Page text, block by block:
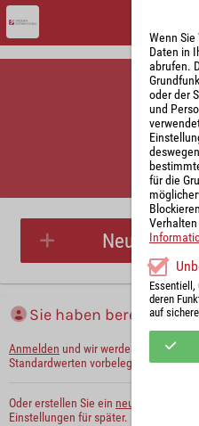
Sie haben bereits ein
Anmelden und wir werden die
Standardwerten vorbelegen.
Oder erstellen Sie ein neues
Einstellungen für später.
Neue
Wenn
Daten in
abrufen.
oder der
und
für die
Essentiell,
deren
auf